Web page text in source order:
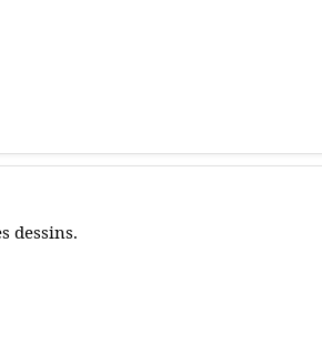
dessins.